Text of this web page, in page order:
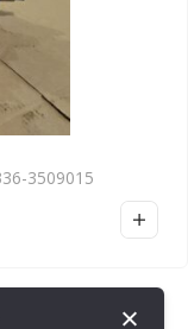
3509015